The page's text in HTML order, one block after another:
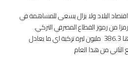
البلاد ولا يزال يسعى للمساهمة في
من رموز القطاع المصرفي التركي.
سجل البنك ارباحا صافية قدرها 386.3 مليون ليرة تركية اي ما يعادل